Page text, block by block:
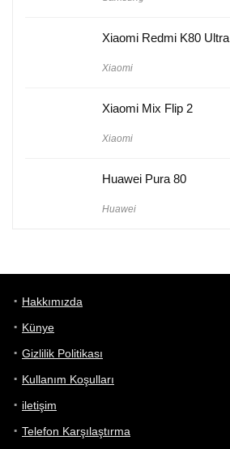
Xiaomi Redmi K80 Ultra
Xiaomi
Xiaomi Mix Flip 2
Xiaomi
Huawei Pura 80
Huawei
Hakkımızda
Künye
Gizlilik Politikası
Kullanım Koşulları
iletişim
Telefon Karşılaştırma